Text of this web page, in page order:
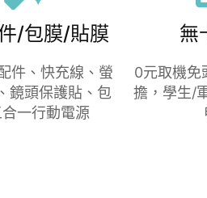
/包膜/貼膜
件、快充線、螢
鏡頭保護貼、包
一行動電源
無
0元取機免
擔，學生/